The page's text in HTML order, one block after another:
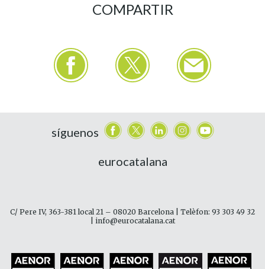
COMPARTIR
síguenos
eurocatalana
C/ Pere IV, 363-381 local 21 – 08020 Barcelona | Telèfon: 93 303 49 32
| info@eurocatalana.cat